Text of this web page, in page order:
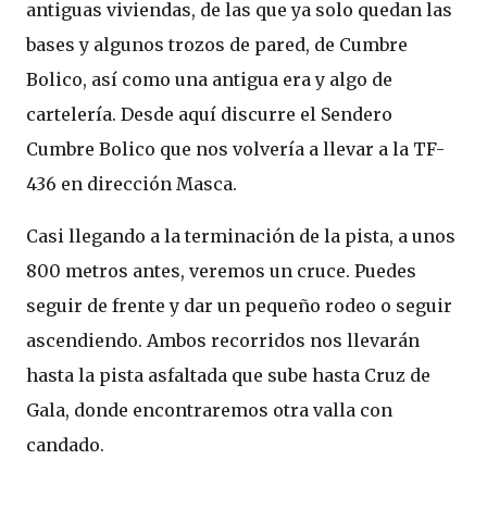
antiguas viviendas, de las que ya solo quedan las
bases y algunos trozos de pared, de Cumbre
Bolico, así como una antigua era y algo de
cartelería. Desde aquí discurre el Sendero
Cumbre Bolico que nos volvería a llevar a la TF-
436 en dirección Masca.
Casi llegando a la terminación de la pista, a unos
800 metros antes, veremos un cruce. Puedes
seguir de frente y dar un pequeño rodeo o seguir
ascendiendo. Ambos recorridos nos llevarán
hasta la pista asfaltada que sube hasta Cruz de
Gala, donde encontraremos otra valla con
candado.